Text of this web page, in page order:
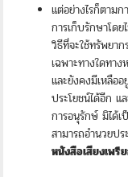
แต่อย่างไรก็ตาม
การเก็บรักษาโด
วิธีที่จะใช้ทรัพยา
เฉพาะทางใดทา
และยังคงมีเหลือ
ประโยชน์ได้อีก แ
การอนุรักษ์ มิได้
สามารถอำนวยป
หนังสือเสียงเพ